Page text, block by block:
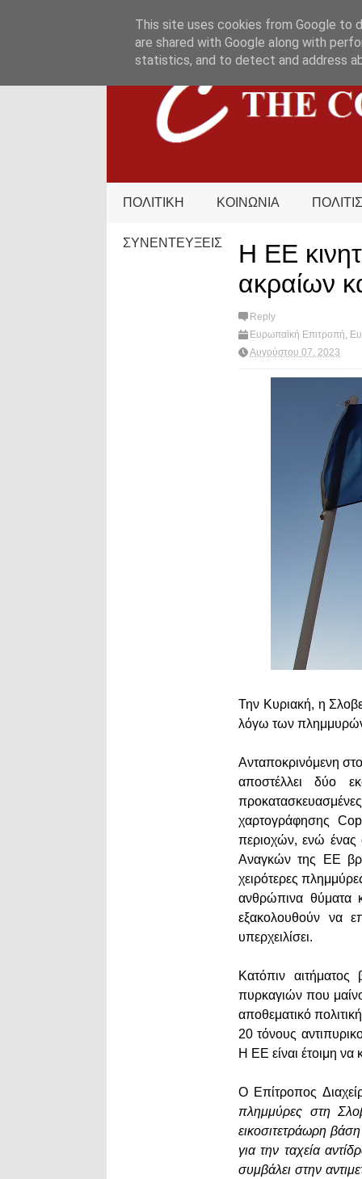
ΠΟΛΙΤΙΚΗ ΚΟΙΝΩΝΙΑ
ΣΥΝΕΝΤΕΥΞΕΙΣ
Η ΕΕ
ακραίων
Reply
Ευρωπαϊκή Επιτροπή
Αυγούστου 07, 2023
Την Κυριακή, η
λόγω των πλημμυρών
Ανταποκρινόμενη
αποστέλλει δύο
χαρτογράφησης
περιοχών, ενώ ένας
Αναγκών της ΕΕ
χειρότερες
ανθρώπινα θύματα
εξακολουθούν να
υπερχειλίσει.
Κατόπιν
πυρκαγιών που
αποθεματικό
20 τόνους
Η ΕΕ είναι έτοιμη να
Ο Επίτροπος
πλημμύρες στη
εικοσιτετράωρη
για την ταχεία
συμβάλει στην
This site uses cookies from Google to
are shared with Google along with
statistics, and to detect and address